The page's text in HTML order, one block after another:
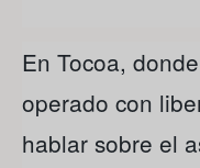
En Tocoa,
operado con
hablar sobre el